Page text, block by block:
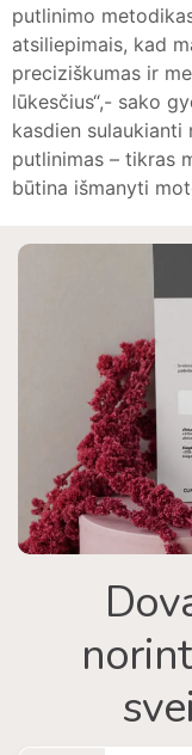
putlinimo
atsiliepimais, kad
preciziškumas ir
lūkesčius“,- sako
kasdien
putlinimas – tikras
būtina išmanyti